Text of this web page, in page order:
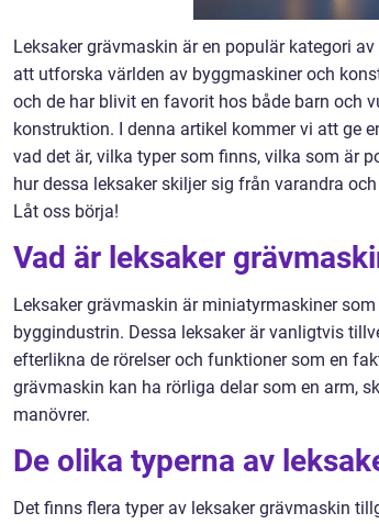
Leksaker grävmaskin är en populär kategori
att utforska världen av byggmaskiner och
och de har blivit en favorit hos både barn och
konstruktion. I denna artikel kommer vi att ge
vad det är, vilka typer som finns, vilka som är
hur dessa leksaker skiljer sig från varandra
Låt oss börja!
Vad är leksaker
Leksaker grävmaskin är miniatyrmaskiner
byggindustrin. Dessa leksaker är vanligtvis
efterlikna de rörelser och funktioner som en
grävmaskin kan ha rörliga delar som en arm,
manövrer.
De olika typerna av
Det finns flera typer av leksaker grävmaskin